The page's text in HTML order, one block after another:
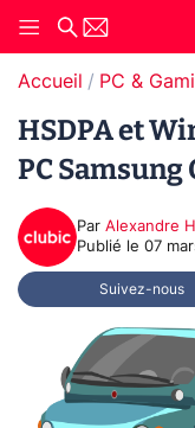
Accueil PC &
HSDPA et
PC
Par Alexandre
Publié le 07
Suivez-nous